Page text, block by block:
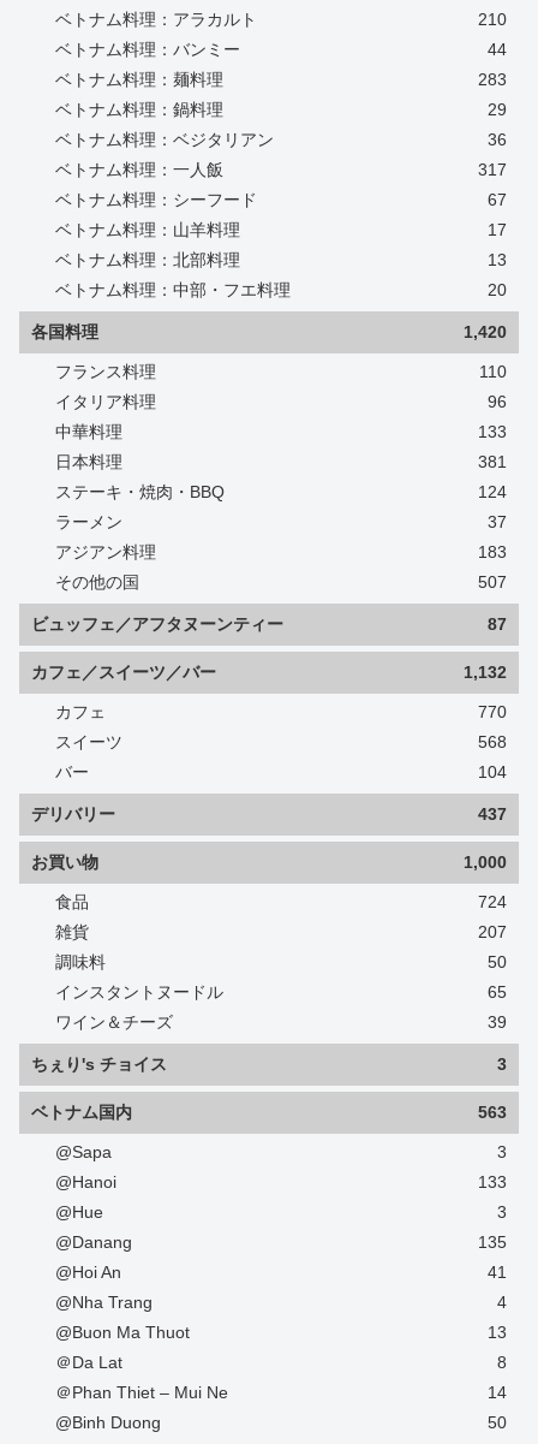
ベトナム料理：アラカルト
210
ベトナム料理：バンミー
44
ベトナム料理：麺料理
283
ベトナム料理：鍋料理
29
ベトナム料理：ベジタリアン
36
ベトナム料理：一人飯
317
ベトナム料理：シーフード
67
ベトナム料理：山羊料理
17
ベトナム料理：北部料理
13
ベトナム料理：中部・フエ料理
20
各国料理 1,420
フランス料理
110
イタリア料理
96
中華料理
133
日本料理
381
ステーキ・焼肉・BBQ
124
ラーメン
37
アジアン料理
183
その他の国
507
ビュッフェ／アフタヌーンティー 87
カフェ／スイーツ／バー 1,132
カフェ
770
スイーツ
568
バー
104
デリバリー 437
お買い物 1,000
食品
724
雑貨
207
調味料
50
インスタントヌードル
65
ワイン＆チーズ
39
ちぇり's チョイス 3
ベトナム国内 563
@Sapa
3
@Hanoi
133
@Hue
3
@Danang
135
@Hoi An
41
@Nha Trang
4
@Buon Ma Thuot
13
＠Da Lat
8
＠Phan Thiet – Mui Ne
14
@Binh Duong
50